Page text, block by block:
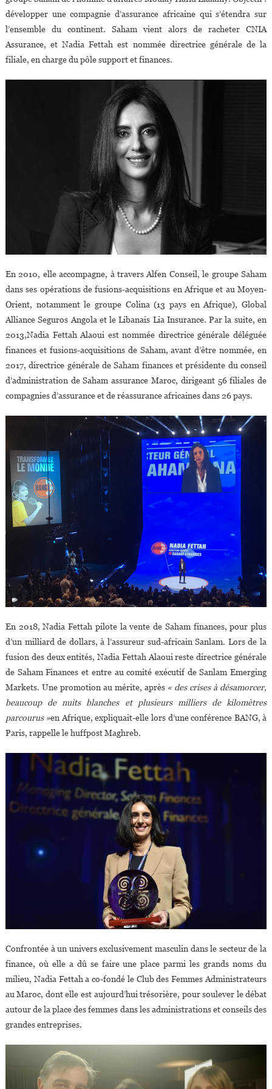
développer une compagnie d’assurance africaine qui s’étendra sur
l’ensemble du continent. Saham vient alors de racheter CNIA
Assurance, et Nadia Fettah est nommée directrice générale de la
filiale, en charge du pôle support et finances.
En 2010, elle accompagne, à travers Alfen Conseil, le groupe Saham
dans ses opérations de fusions-acquisitions en Afrique et au Moyen-
Orient, notamment le groupe Colina (13 pays en Afrique), Global
Alliance Seguros Angola et le Libanais Lia Insurance. Par la suite, en
2013,Nadia Fettah Alaoui est nommée directrice générale déléguée
finances et fusions-acquisitions de Saham, avant d’être nommée, en
2017, directrice générale de Saham finances et présidente du conseil
d’administration de Saham assurance Maroc, dirigeant 56 filiales de
compagnies d’assurance et de réassurance africaines dans 26 pays.
En 2018, Nadia Fettah pilote la vente de Saham finances, pour plus
d’un milliard de dollars, à l’assureur sud-africain Sanlam. Lors de la
fusion des deux entités, Nadia Fettah Alaoui reste directrice générale
de Saham Finances et entre au comité exécutif de Sanlam Emerging
Markets. Une promotion au mérite, après « des crises à désamorcer,
beaucoup de nuits blanches et plusieurs milliers de kilomètres
parcourus »en Afrique, expliquait-elle lors d’une conférence BANG, à
Paris, rappelle le huffpost Maghreb.
Confrontée à un univers exclusivement masculin dans le secteur de la
finance, où elle a dû se faire une place parmi les grands noms du
milieu, Nadia Fettah a co-fondé le Club des Femmes Administrateurs
au Maroc, dont elle est aujourd’hui trésorière, pour soulever le débat
autour de la place des femmes dans les administrations et conseils des
grandes entreprises.